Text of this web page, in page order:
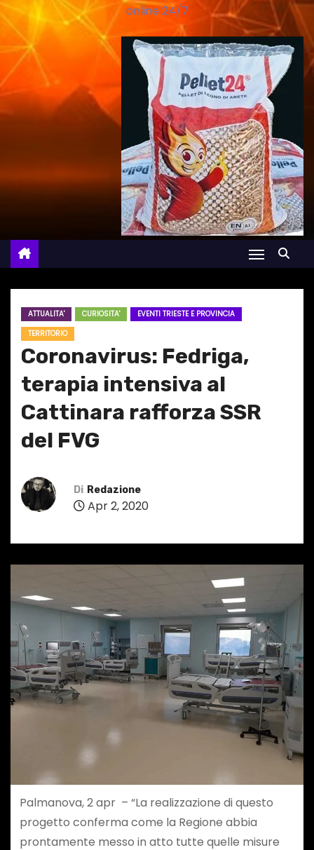
online 24/7
ATTUALITA' CURIOSITA'
EVENTI TRIESTE E PROVINCIA
TERRITORIO
Coronavirus: Fedriga,
terapia intensiva al
Cattinara rafforza SSR
del FVG
Di Redazione
Apr 2, 2020
Palmanova, 2 apr – “La realizzazione di questo
progetto conferma come la Regione abbia
prontamente messo in atto tutte quelle misure